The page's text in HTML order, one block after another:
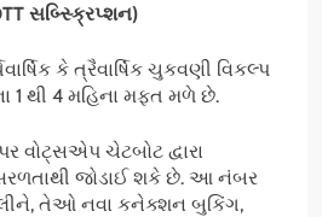
સબ્સ્ક્રિપ્શન)
કે ત્રૈવાર્ષિક ચુકવણી વિકલ્પ
1 થી 4 મહિના મફત મળે છે.
વોટ્સએપ ચેટબોટ દ્વારા
જોડાઈ શકે છે. આ નંબર
તેઓ નવા કનેક્શન બુકિંગ,